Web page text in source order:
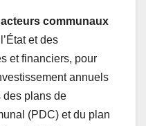
acteurs communaux
et des
et financiers, pour
annuels
des plans de
(PDC) et du plan